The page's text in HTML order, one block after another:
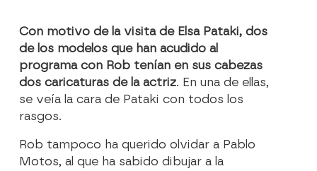
Con motivo de la visita de Elsa Pataki, dos
de los modelos que han acudido al
programa con Rob tenían en sus cabezas
dos caricaturas de la actriz. En una de ellas,
se veía la cara de Pataki con todos los
rasgos.
Rob tampoco ha querido olvidar a Pablo
Motos, al que ha sabido dibujar a la